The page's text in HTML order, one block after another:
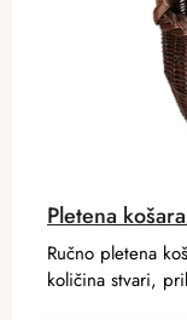
Pletena
Ručno pletena
količina stvari,